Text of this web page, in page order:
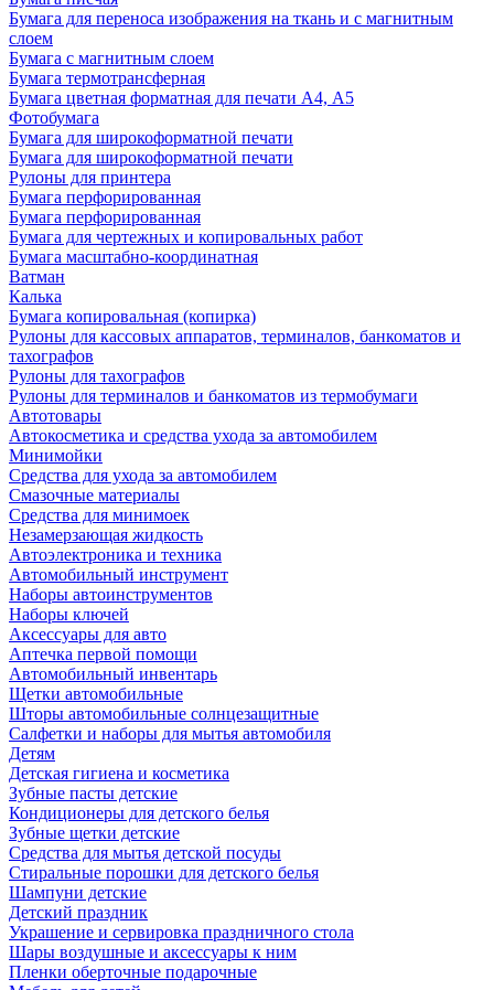
Бумага для переноса изображения на ткань и с магнитным
слоем
Бумага с магнитным слоем
Бумага термотрансферная
Бумага цветная форматная для печати А4, А5
Фотобумага
Бумага для широкоформатной печати
Бумага для широкоформатной печати
Рулоны для принтера
Бумага перфорированная
Бумага перфорированная
Бумага для чертежных и копировальных работ
Бумага масштабно-координатная
Ватман
Калька
Бумага копировальная (копирка)
Рулоны для кассовых аппаратов, терминалов, банкоматов и
тахографов
Рулоны для тахографов
Рулоны для терминалов и банкоматов из термобумаги
Автотовары
Автокосметика и средства ухода за автомобилем
Минимойки
Средства для ухода за автомобилем
Смазочные материалы
Средства для минимоек
Незамерзающая жидкость
Автоэлектроника и техника
Автомобильный инструмент
Наборы автоинструментов
Наборы ключей
Аксессуары для авто
Аптечка первой помощи
Автомобильный инвентарь
Щетки автомобильные
Шторы автомобильные солнцезащитные
Салфетки и наборы для мытья автомобиля
Детям
Детская гигиена и косметика
Зубные пасты детские
Кондиционеры для детского белья
Зубные щетки детские
Средства для мытья детской посуды
Стиральные порошки для детского белья
Шампуни детские
Детский праздник
Украшение и сервировка праздничного стола
Шары воздушные и аксессуары к ним
Пленки оберточные подарочные